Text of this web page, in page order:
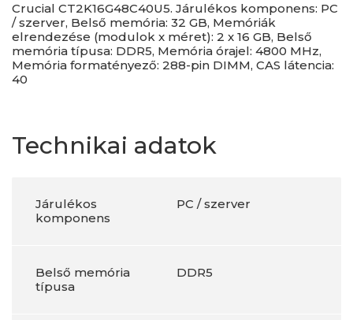
Crucial CT2K16G48C40U5. Járulékos komponens: PC
/ szerver, Belső memória: 32 GB, Memóriák
elrendezése (modulok x méret): 2 x 16 GB, Belső
memória típusa: DDR5, Memória órajel: 4800 MHz,
Memória formatényező: 288-pin DIMM, CAS látencia:
40
Technikai adatok
Járulékos
komponens
PC / szerver
Belső memória
típusa
DDR5